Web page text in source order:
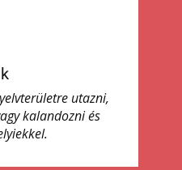
utazni,
kalandozni és